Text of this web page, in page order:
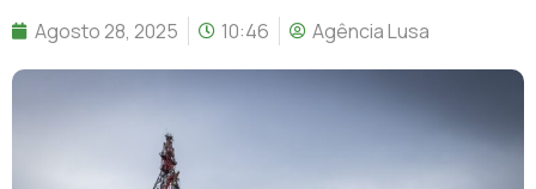
Agosto 28, 2025 10:46 Agência Lusa